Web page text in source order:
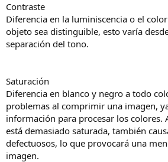
Contraste
Diferencia en la luminiscencia o el
objeto sea distinguible, esto varía
separación del tono.
Saturación
Diferencia en blanco y negro a todo
problemas al comprimir una imagen,
información para procesar los colores.
está demasiado saturada, también
defectuosos, lo que provocará una
imagen.